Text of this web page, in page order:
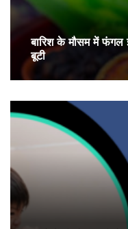
बारिश के मौसम में
बूटी